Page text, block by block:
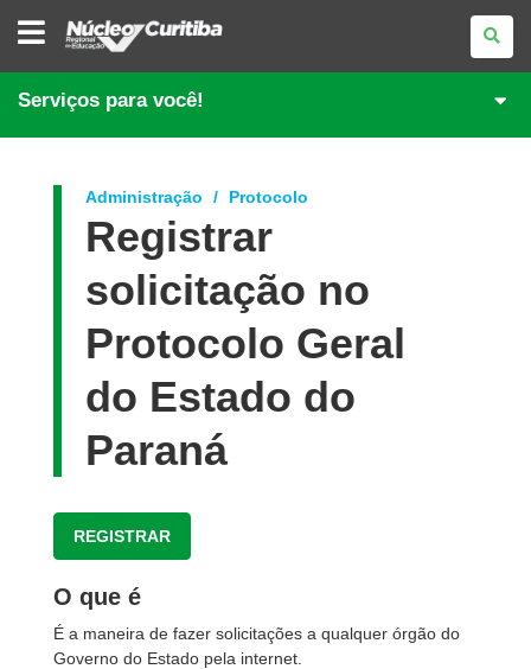
NÚCLEO
REGIONAL
EDUCAÇÃO
DE
CURITIBA
Serviços para você!
Administração Protocolo
Registrar
solicitação no
Protocolo Geral
do Estado do
Paraná
REGISTRAR
O que é
É a maneira de fazer solicitações a qualquer órgão do
Governo do Estado pela internet.